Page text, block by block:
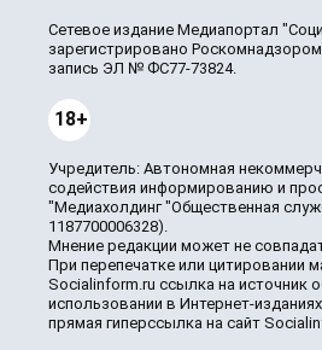
Сетевое издание Медиапортал
зарегистрировано
запись ЭЛ № ФС77-73824.
18+
Учредитель: Автономная
содействия информированию и
"Медиахолдинг "Общественная
1187700006328).
Мнение редакции может не
При перепечатке или цитировании
Socialinform.ru ссылка на источник
использовании в Интернет-
прямая гиперссылка на сайт